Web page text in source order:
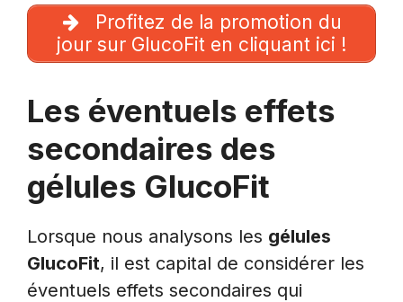
Profitez de la promotion du
jour sur GlucoFit en cliquant ici !
Les éventuels effets
secondaires des
gélules GlucoFit
Lorsque nous analysons les gélules
GlucoFit, il est capital de considérer les
éventuels effets secondaires qui